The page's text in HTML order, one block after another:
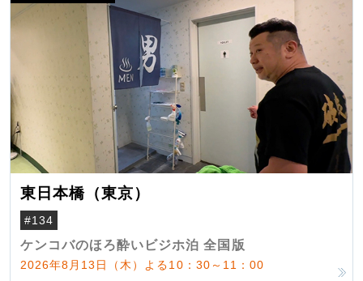
東日本橋（東京）
#134
ケンコバのほろ酔いビジホ泊 全国版
2026年8月13日（木）よる10：30～11：00